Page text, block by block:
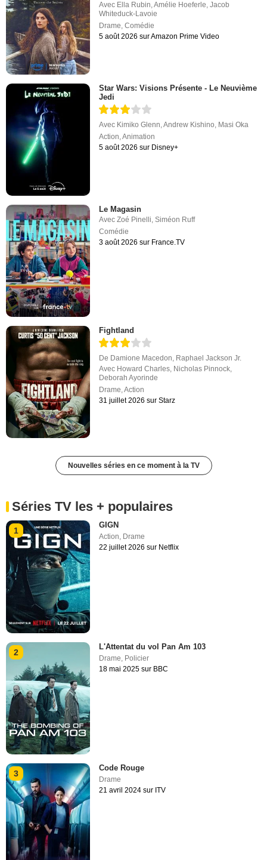
Avec Ella Rubin,Amélie Hoeferle,Jacob
Whiteduck-Lavoie
Drame,Comédie
5 août 2026 sur Amazon Prime Video
Star Wars: Visions Présente - Le Neuvième
Jedi
Avec Kimiko Glenn ,Andrew Kishino Masi Oka
Action ,Animation
5 août 2026 sur Disney+
Le Magasin
AvecZoé Pinelli,Siméon Ruff
Comédie
3 août 2026 sur France.TV
Fightland
De Damione Macedon, Raphael Jackson Jr.
Avec Howard Charles, Nicholas Pinnock,
Deborah Ayorinde
Drame,Action
31 juillet 2026 sur Starz
Nouvelles séries en ce moment à la TV
Séries TV les + populaires
1
GIGN
Action, Drame
22 juillet 2026 sur Netflix
2
L'Attentat du vol Pan Am 103
Drame Policier
18 mai 2025 sur BBC
3
Code Rouge
Drame
21 avril 2024 sur ITV